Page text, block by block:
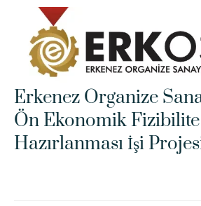
Erkenez Organize
Ön Ekonomik
Hazırlanması İşi